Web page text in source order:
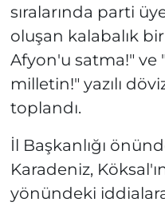
sıralarında parti
oluşan kalabalık
Afyon'u satma!" ve
milletin!" yazılı
toplandı.
İl Başkanlığı
Karadeniz,
yönündeki